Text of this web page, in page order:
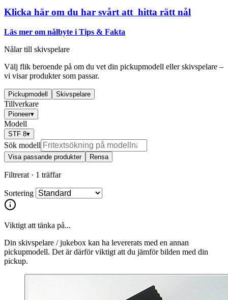
Klicka här om du har svårt att hitta rätt nål
Läs mer om nålbyte i Tips & Fakta
Nålar till skivspelare
Välj flik beroende på om du vet din pickupmodell eller skivspelare –
vi visar produkter som passar.
Pickupmodell Skivspelare
Tillverkare
Pioneer▾
Modell
STF 8▾
Sök modell
Visa passande produkter Rensa
Filtrerat · 1 träffar
Sortering
Viktigt att tänka på...
Din skivspelare / jukebox kan ha levererats med en annan
pickupmodell. Det är därför viktigt att du jämför bilden med din
pickup.